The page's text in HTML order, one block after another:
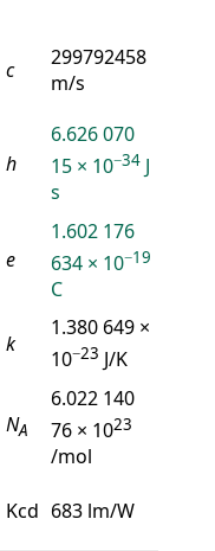
c
299792458
m/s
h
6.626 070
15 × 10−34 J
s
e
1.602 176
634 × 10−19
C
k
1.380 649 ×
10−23 J/K
NA
6.022 140
76 × 1023
/mol
Kcd 683 lm/W